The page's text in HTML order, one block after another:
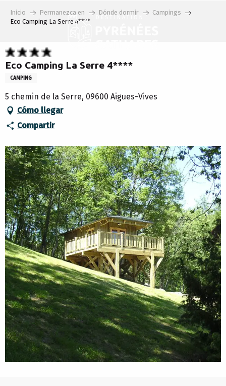
Inicio Permanezca en Dónde dormir
Campings
Eco Camping La Serre 4****
Eco Camping La Serre 4****
CAMPING
5 chemin de la Serre, 09600 Aigues-Vives
Cómo llegar
Compartir